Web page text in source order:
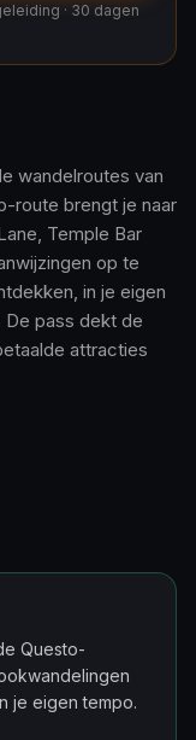
· 30 dagen
wandelroutes van
route brengt je naar
Temple Bar
op te
in je eigen
pass dekt de
attracties
Questo-
je eigen tempo.